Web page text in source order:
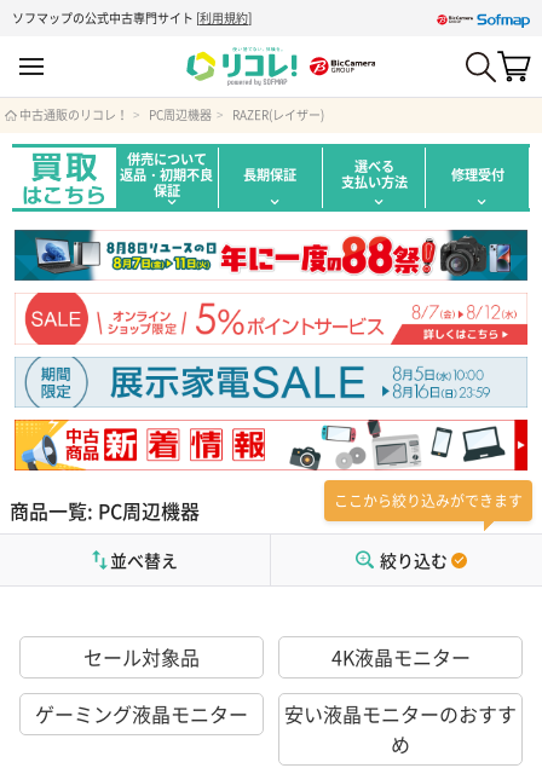
ソフマップの公式中古専門サイト [利用規約]
中古通販のリコレ！ PC周辺機器 RAZER(レイザー)
併売について
返品・初期不良
保証
長期保証 選べる
支払い方法 修理受付
商品一覧: PC周辺機器 ここから絞り込みができます
絞り込む
並べ替え
セール対象品
4K液晶モニター
ゲーミング液晶モニター
安い液晶モニターのおすす
め